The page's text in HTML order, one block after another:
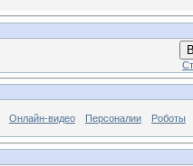
Онлайн-видео Персоналии Роботы